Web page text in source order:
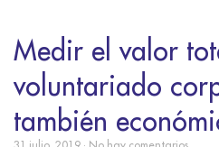
Medir el valor
voluntariado
también